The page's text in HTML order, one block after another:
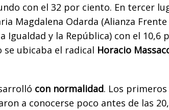
con el 32 por ciento. En tercer
Magdalena Odarda (Alianza Frente
Igualdad y la República) con el 10,6
ubicaba el radical Horacio
con normalidad. Los
a conocerse poco antes de las